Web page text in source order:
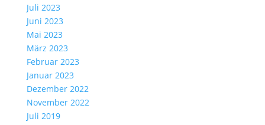
Juli 2023
Juni 2023
Mai 2023
März 2023
Februar 2023
Januar 2023
Dezember 2022
November 2022
Juli 2019